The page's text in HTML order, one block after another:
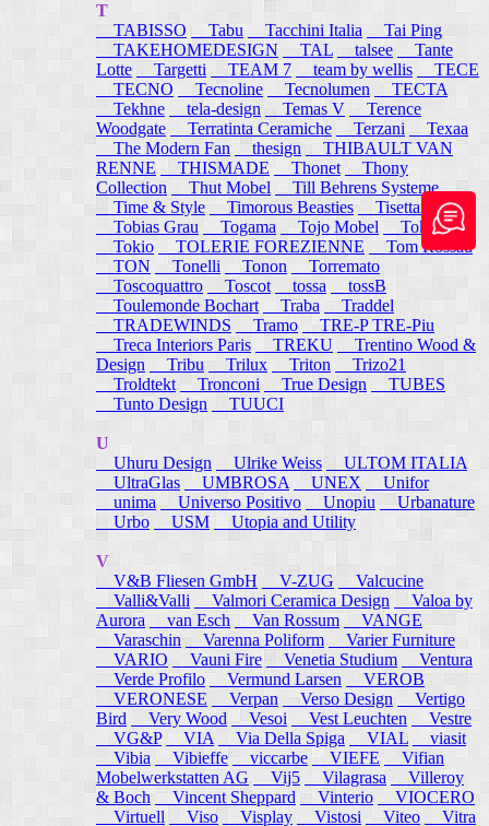
T
TABISSO
Tabu Tacchini Italia
Tai Ping
TAKEHOMEDESIGN
TAL talsee
Tante
Lotte
Targetti TEAM 7 team by wellis
TECE
TECNO
Tecnoline Tecnolumen
TECTA
Tekhne
tela-design Temas V
Terence
Woodgate
Terratinta Ceramiche Terzani
Texaa
The Modern Fan
thesign
THIBAULT VAN
RENNE
THISMADE Thonet
Thony
Collection
Thut Mobel
Till Behrens Systeme
Time & Style
Timorous Beasties
Tisettanta
Tobias Grau
Togama Tojo Mobel
Token
Tokio
TOLERIE FOREZIENNE
Tom Rossau
TON
Tonelli Tonon
Torremato
Toscoquattro
Toscot tossa
tossB
Toulemonde Bochart
Traba
Traddel
TRADEWINDS
Tramo
TRE-P TRE-Piu
Treca Interiors Paris
TREKU
Trentino Wood &
Design
Tribu Trilux Triton
Trizo21
Troldtekt Tronconi True Design
TUBES
Tunto Design
TUUCI
U
Uhuru Design
Ulrike Weiss
ULTOM ITALIA
UltraGlas
UMBROSA UNEX
Unifor
unima
Universo Positivo Unopiu
Urbanature
Urbo
USM Utopia and Utility
V
V&B Fliesen GmbH
V-ZUG
Valcucine
Valli&Valli
Valmori Ceramica Design
Valoa by
Aurora
van Esch Van Rossum
VANGE
Varaschin
Varenna Poliform
Varier Furniture
VARIO
Vauni Fire Venetia Studium
Ventura
Verde Profilo
Vermund Larsen
VEROB
VERONESE
Verpan Verso Design
Vertigo
Bird
Very Wood Vesoi Vest Leuchten
Vestre
VG&P
VIA Via Della Spiga VIAL
viasit
Vibia
Vibieffe viccarbe VIEFE
Vifian
Mobelwerkstatten AG
Vij5 Vilagrasa
Villeroy
& Boch
Vincent Sheppard Vinterio
VIOCERO
Virtuell
Viso Visplay Vistosi Viteo
Vitra